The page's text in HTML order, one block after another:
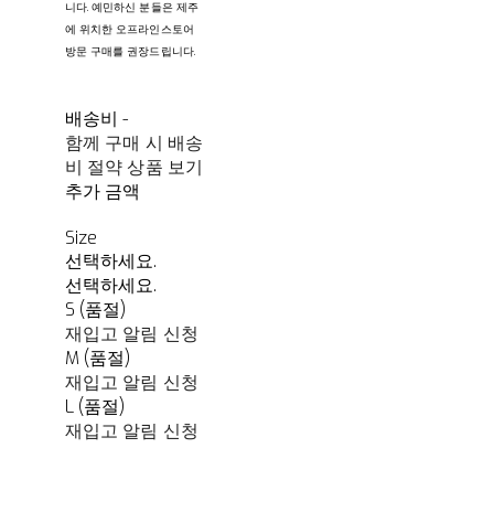
니다. 예민하신 분들은 제주
에 위치한 오프라인스토어
방문 구매를 권장드립니다.
배송비-
함께 구매 시 배송
비 절약 상품 보기
추가 금액
Size
선택하세요.
선택하세요.
S (품절)
재입고 알림 신청
M (품절)
재입고 알림 신청
L (품절)
재입고 알림 신청